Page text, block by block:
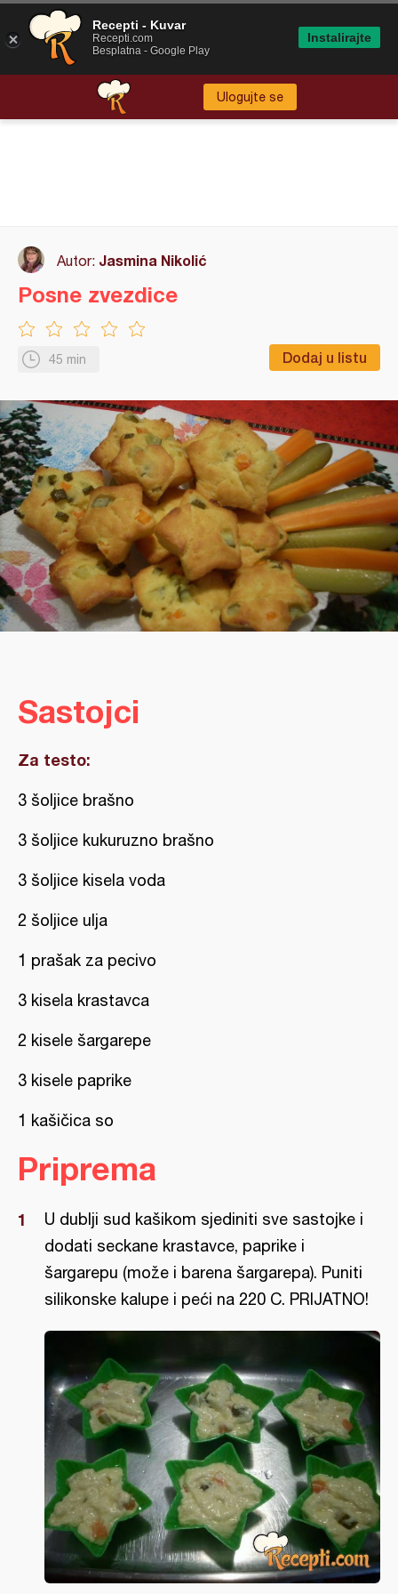
Ulogujte se
Autor: Jasmina Nikolić
45 min Dodaj u listu
Posne zvezdice
Sastojci
Za testo:
3 šoljice brašno
3 šoljice kukuruzno brašno
3 šoljice kisela voda
2 šoljice ulja
1 prašak za pecivo
3 kisela krastavca
2 kisele šargarepe
3 kisele paprike
1 kašičica so
Priprema
U dublji sud kašikom sjediniti sve sastojke i
dodati seckane krastavce, paprike i
šargarepu (može i barena šargarepa). Puniti
silikonske kalupe i peći na 220 C. PRIJATNO!
Recepti - Kuvar
Recepti.com
Besplatna - Google Play
Instalirajte